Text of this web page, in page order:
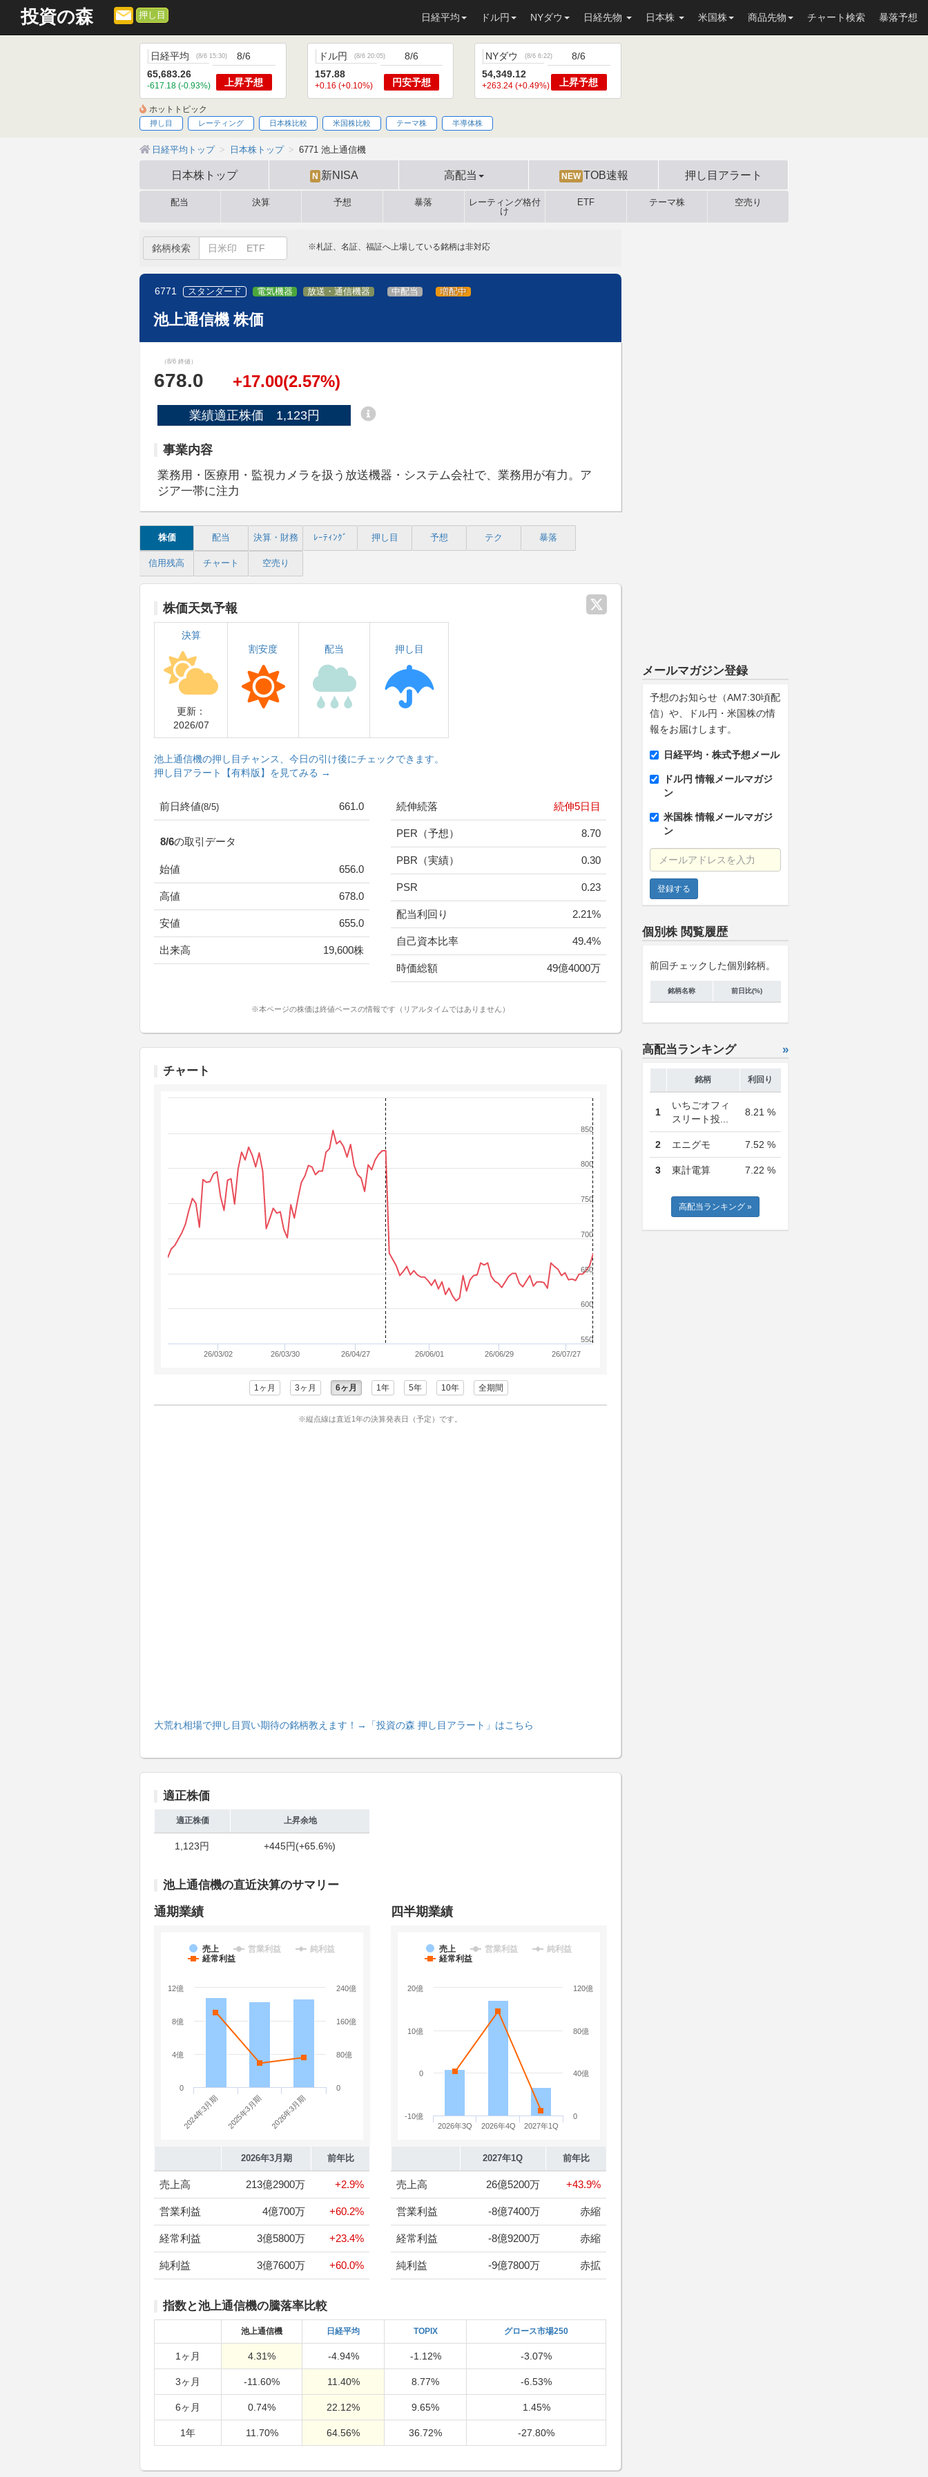
投資の森 押し目 日経平均 ドル円 NYダウ 日経先物 日本株 米国株 商品先物 チャート検索 暴落予想
日経平均 (8/6 15:30)
65,683.26
-617.18 (-0.93%)
8/6
上昇予想
ドル円 (8/6 20:05)
157.88
+0.16 (+0.10%)
8/6
円安予想
NYダウ (8/6 6:22)
54,349.12
+263.24 (+0.49%)
8/6
上昇予想
ホットトピック
押し目 レーティング 日本株比較 米国株比較 テーマ株 半導体株
日経平均トップ 日本株トップ 6771 池上通信機
日本株トップ N 新NISA 高配当 NEW TOB速報 押し目 アラート
配当 決算 予想 暴落
レーティング格付
け
ETF テーマ株 空売り
銘柄検索 ※札証、名証、福証へ上場している銘柄は非対応
6771 スタンダード 電気機器 放送・通信機器 中配当 増配中
池上通信機 株価
（8/6 終値）
678.0 +17.00(2.57%)
業績適正株価 1,123円
事業内容
業務用・医療用・監視カメラを扱う放送機器・システム会社で、業務用が有力。ア
ジア一帯に注力
株価 配当 決算・財務 ﾚｰﾃｨﾝｸﾞ 押し目 予想 テク 暴落
信用残高 チャート 空売り
株価天気予報
決算
更新：
2026/07
割安度 配当 押し目
池上通信機の押し目チャンス、今日の引け後にチェックできます。
押し目アラート【有料版】を見てみる →
前日終値(8/5) 661.0
8/6の取引データ
始値 656.0
高値 678.0
安値 655.0
出来高 19,600株
続伸続落 続伸5日目
PER（予想） 8.70
PBR（実績） 0.30
PSR 0.23
配当利回り 2.21%
自己資本比率 49.4%
時価総額 49億4000万
※本ページの株価は終値ベースの情報です（リアルタイムではありません）
チャート
26/03/02 26/03/30 26/04/27 26/06/01 26/06/29 26/07/27
550
600
650
700
750
800
850
1ヶ月 3ヶ月 6ヶ月 1年 5年 10年 全期間
※縦点線は直近1年の決算発表日（予定）です。
大荒れ相場で押し目買い期待の銘柄教えます！ →「投資の森 押し目アラート」はこちら
適正株価
適正株価 上昇余地
1,123円 +445円(+65.6%)
池上通信機の直近決算のサマリー
通期業績
売上 営業利益
純利益
経常利益
2024年3月期 2025年3月期 2026年3月期
0
80億
160億
240億
0
4億
8億
12億
2026年3月期 前年比
売上高 213億2900万 +2.9%
営業利益 4億700万 +60.2%
経常利益 3億5800万 +23.4%
純利益 3億7600万 +60.0%
四半期業績
売上 営業利益
純利益
経常利益
2026年3Q 2026年4Q 2027年1Q
0
40億
80億
120億
-10億
0
10億
20億
2027年1Q 前年比
売上高 26億5200万 +43.9%
営業利益 -8億7400万 赤縮
経常利益 -8億9200万 赤縮
純利益 -9億7800万 赤拡
指数と池上通信機の騰落率比較
池上通信機 日経平均 TOPIX グロース市場250
1ヶ月 4.31% -4.94% -1.12% -3.07%
3ヶ月 -11.60% 11.40% 8.77% -6.53%
6ヶ月 0.74% 22.12% 9.65% 1.45%
1年 11.70% 64.56% 36.72% -27.80%
メールマガジン登録
予想のお知らせ（AM7:30頃配
信）や、ドル円・米国株の情
報をお届けします。
日経平均・株式予想メール
ドル円 情報メールマガジ
ン
米国株 情報メールマガジ
ン
メールアドレスを入力
個別株 閲覧履歴
前回チェックした個別銘柄。
銘柄名称 前日比(%)
高配当ランキング »
銘柄 利回り
1
いちごオフィ
スリート投...
8.21 %
2 エニグモ 7.52 %
3 東計電算 7.22 %
高配当ランキング »